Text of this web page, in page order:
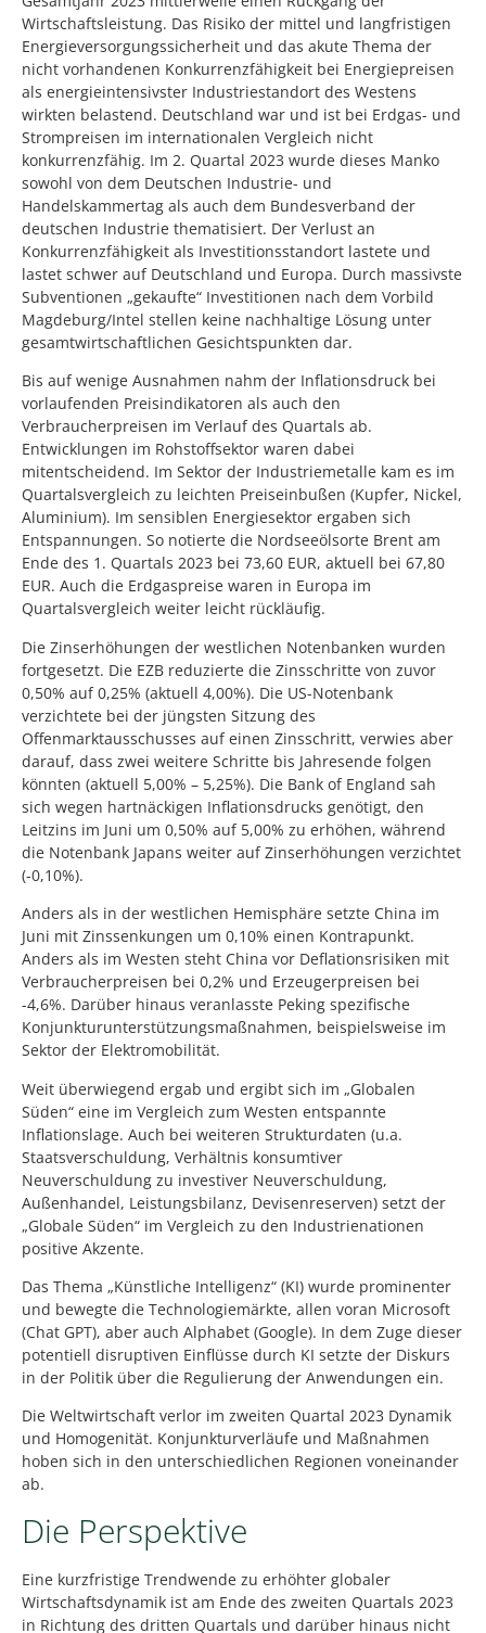
Wirtschaftsleistung. Das Risiko der mittel und langfristigen
Energieversorgungssicherheit und das akute Thema der
nicht vorhandenen Konkurrenzfähigkeit bei Energiepreisen
als energieintensivster Industriestandort des Westens
wirkten belastend. Deutschland war und ist bei Erdgas- und
Strompreisen im internationalen Vergleich nicht
konkurrenzfähig. Im 2. Quartal 2023 wurde dieses Manko
sowohl von dem Deutschen Industrie- und
Handelskammertag als auch dem Bundesverband der
deutschen Industrie thematisiert. Der Verlust an
Konkurrenzfähigkeit als Investitionsstandort lastete und
lastet schwer auf Deutschland und Europa. Durch massivste
Subventionen „gekaufte“ Investitionen nach dem Vorbild
Magdeburg/Intel stellen keine nachhaltige Lösung unter
gesamtwirtschaftlichen Gesichtspunkten dar.
Bis auf wenige Ausnahmen nahm der Inflationsdruck bei
vorlaufenden Preisindikatoren als auch den
Verbraucherpreisen im Verlauf des Quartals ab.
Entwicklungen im Rohstoffsektor waren dabei
mitentscheidend. Im Sektor der Industriemetalle kam es im
Quartalsvergleich zu leichten Preiseinbußen (Kupfer, Nickel,
Aluminium). Im sensiblen Energiesektor ergaben sich
Entspannungen. So notierte die Nordseeölsorte Brent am
Ende des 1. Quartals 2023 bei 73,60 EUR, aktuell bei 67,80
EUR. Auch die Erdgaspreise waren in Europa im
Quartalsvergleich weiter leicht rückläufig.
Die Zinserhöhungen der westlichen Notenbanken wurden
fortgesetzt. Die EZB reduzierte die Zinsschritte von zuvor
0,50% auf 0,25% (aktuell 4,00%). Die US-Notenbank
verzichtete bei der jüngsten Sitzung des
Offenmarktausschusses auf einen Zinsschritt, verwies aber
darauf, dass zwei weitere Schritte bis Jahresende folgen
könnten (aktuell 5,00% – 5,25%). Die Bank of England sah
sich wegen hartnäckigen Inflationsdrucks genötigt, den
Leitzins im Juni um 0,50% auf 5,00% zu erhöhen, während
die Notenbank Japans weiter auf Zinserhöhungen verzichtet
(-0,10%).
Anders als in der westlichen Hemisphäre setzte China im
Juni mit Zinssenkungen um 0,10% einen Kontrapunkt.
Anders als im Westen steht China vor Deflationsrisiken mit
Verbraucherpreisen bei 0,2% und Erzeugerpreisen bei
-4,6%. Darüber hinaus veranlasste Peking spezifische
Konjunkturunterstützungsmaßnahmen, beispielsweise im
Sektor der Elektromobilität.
Weit überwiegend ergab und ergibt sich im „Globalen
Süden“ eine im Vergleich zum Westen entspannte
Inflationslage. Auch bei weiteren Strukturdaten (u.a.
Staatsverschuldung, Verhältnis konsumtiver
Neuverschuldung zu investiver Neuverschuldung,
Außenhandel, Leistungsbilanz, Devisenreserven) setzt der
„Globale Süden“ im Vergleich zu den Industrienationen
positive Akzente.
Das Thema „Künstliche Intelligenz“ (KI) wurde prominenter
und bewegte die Technologiemärkte, allen voran Microsoft
(Chat GPT), aber auch Alphabet (Google). In dem Zuge dieser
potentiell disruptiven Einflüsse durch KI setzte der Diskurs
in der Politik über die Regulierung der Anwendungen ein.
Die Weltwirtschaft verlor im zweiten Quartal 2023 Dynamik
und Homogenität. Konjunkturverläufe und Maßnahmen
hoben sich in den unterschiedlichen Regionen voneinander
ab.
Die Perspektive
Eine kurzfristige Trendwende zu erhöhter globaler
Wirtschaftsdynamik ist am Ende des zweiten Quartals 2023
in Richtung des dritten Quartals und darüber hinaus nicht